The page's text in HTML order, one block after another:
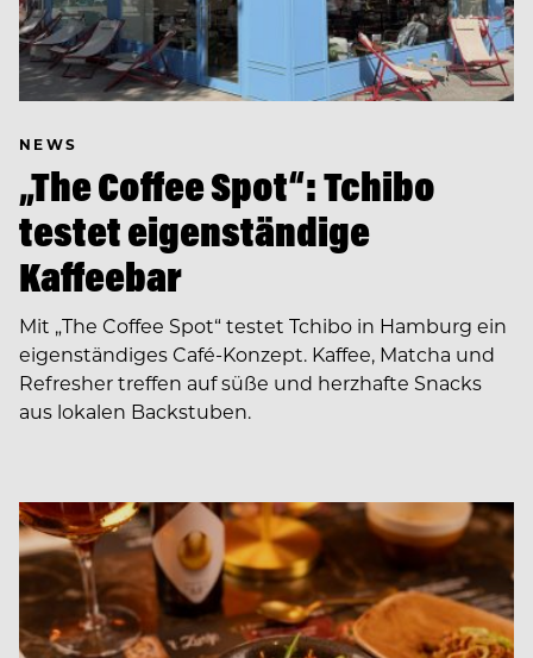
NEWS
„The Coffee Spot“: Tchibo
testet eigenständige
Kaffeebar
Mit „The Coffee Spot“ testet Tchibo in Hamburg ein
eigenständiges Café-Konzept. Kaffee, Matcha und
Refresher treffen auf süße und herzhafte Snacks
aus lokalen Backstuben.